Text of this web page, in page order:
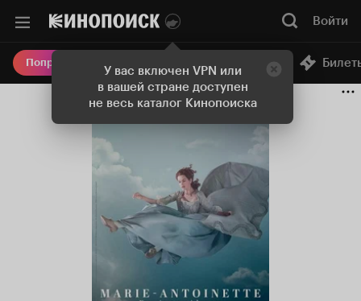
У вас включен VPN или
в вашей стране доступен
не весь каталог Кинопоиска
Войти
Попробовать Плюс Онлайн-кинотеатр